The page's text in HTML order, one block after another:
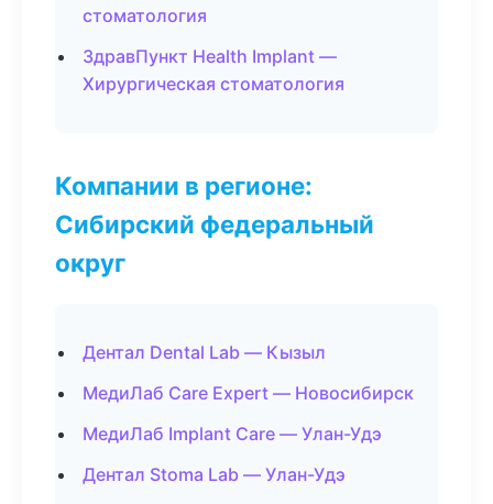
стоматология
ЗдравПункт Health Implant —
Хирургическая стоматология
Компании в регионе:
Сибирский федеральный
округ
Дентал Dental Lab — Кызыл
МедиЛаб Care Expert — Новосибирск
МедиЛаб Implant Care — Улан-Удэ
Дентал Stoma Lab — Улан-Удэ